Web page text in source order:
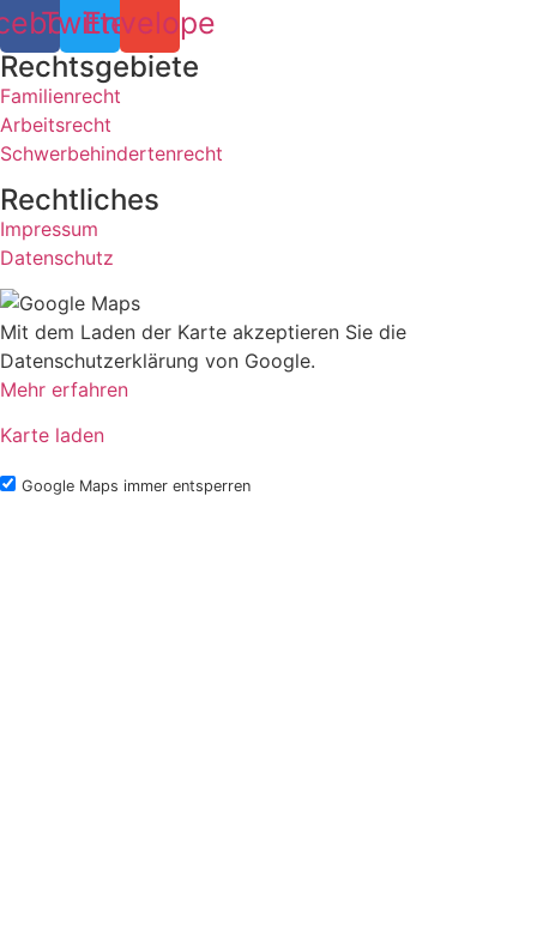
Twitter
Envelope
Rechts­gebiete
Familienrecht
Arbeitsrecht
Schwerbehindertenrecht
Rechtliches
Impressum
Datenschutz
Mit dem Laden der Karte akzeptieren Sie die
Datenschutzerklärung von Google.
Mehr erfahren
Karte laden
Google Maps immer entsperren